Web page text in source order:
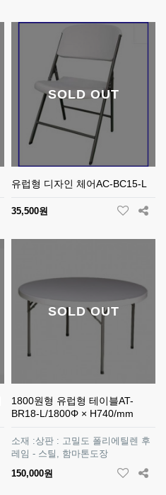
SOLD OUT
유럽형 디자인 체어AC-BC15-L
35,500원
SOLD OUT
1800원형 유럽형 테이블AT-
BR18-L/1800Φ × H740/mm
소재 :상판 : 고밀도 폴리에틸렌 후
레임 - 스틸, 함마톤도장
150,000원